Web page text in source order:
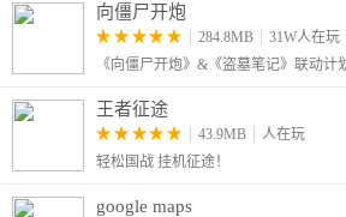
向僵尸开炮
284.8MB
31W人在玩
《向僵尸开炮》&《盗墓笔记》联动计
王者征途
43.9MB
人在玩
轻松国战 挂机征途！
google maps